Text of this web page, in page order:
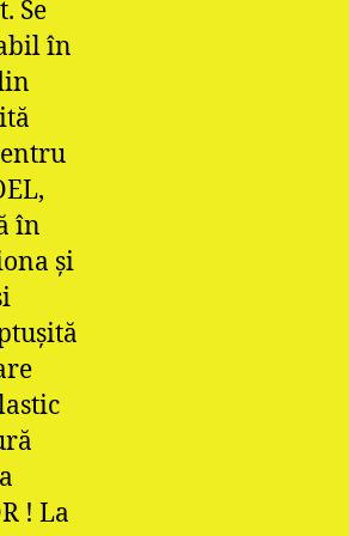
Se
în
în
şi
! La